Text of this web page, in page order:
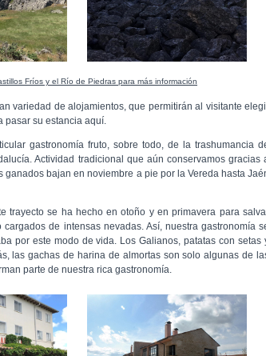
Fríos y el Río de Piedras para más información
variedad de alojamientos, que permitirán al visitante
pasar su estancia aquí.
gastronomía fruto, sobre todo, de la trashumancia
Actividad tradicional que aún conservamos gracias
ganados bajan en noviembre a pie por la Vereda hasta
trayecto se ha hecho en otoño y en primavera para
de intensas nevadas. Así, nuestra gastronomía
por este modo de vida. Los Galianos, patatas con setas
las gachas de harina de almortas son solo algunas de
parte de nuestra rica gastronomía.